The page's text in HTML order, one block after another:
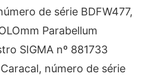
de série BDFW477,
Parabellum
SIGMA nº 881733
número de série